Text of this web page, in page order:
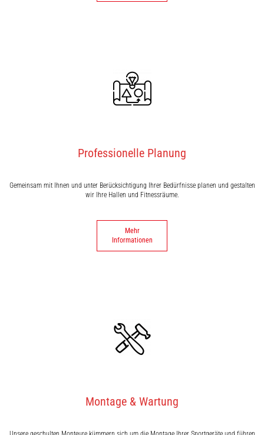
Professionelle Planung
Gemeinsam mit Ihnen und unter Berücksichtigung Ihrer Bedürfnisse planen und gestalten
wir Ihre Hallen und Fitnessräume.
Mehr
Informationen
Montage & Wartung